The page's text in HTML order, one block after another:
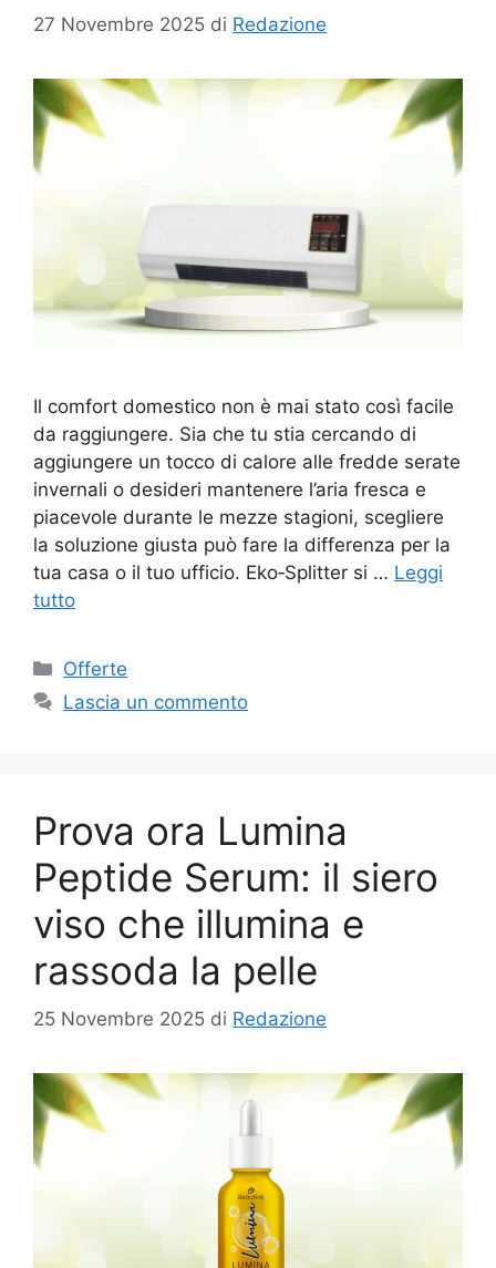
27 Novembre 2025 di Redazione
Il comfort domestico non è mai stato così facile
da raggiungere. Sia che tu stia cercando di
aggiungere un tocco di calore alle fredde serate
invernali o desideri mantenere l’aria fresca e
piacevole durante le mezze stagioni, scegliere
la soluzione giusta può fare la differenza per la
tua casa o il tuo ufficio. Eko‑Splitter si … Leggi
tutto
Categorie
Offerte
Lascia un commento
Prova ora Lumina
Peptide Serum: il siero
viso che illumina e
rassoda la pelle
25 Novembre 2025 di Redazione